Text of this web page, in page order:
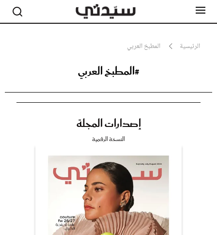
الرئيسية المطبخ العربي
#المطبخ العربي
إصدارات المجلة
النسخة الرقمية
جمال
صحة ورشاقة
عروس سيدتي